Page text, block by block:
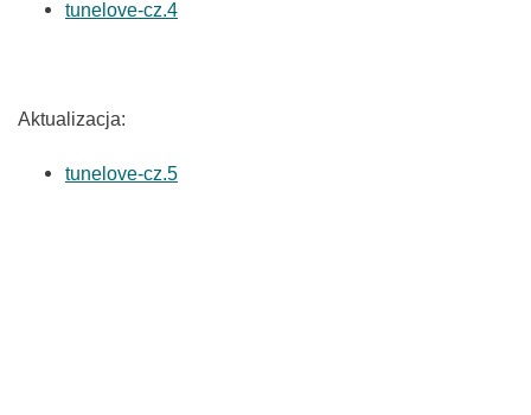
tunelove-cz.4
Aktualizacja:
tunelove-cz.5